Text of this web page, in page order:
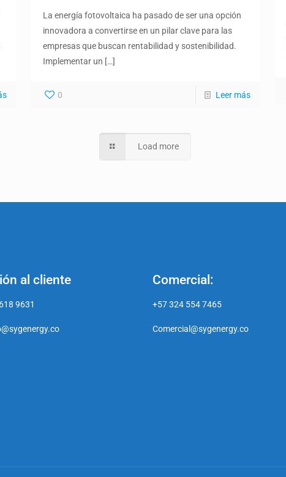
La energía fotovoltaica ha pasado de ser una opción
innovadora a convertirse en un pilar clave para las
empresas que buscan rentabilidad y sostenibilidad.
Implementar un […]
0 Leer más
Load more
al cliente
9631
Comercial:
+57 324 554 7465
Comercial@sygenergy.co